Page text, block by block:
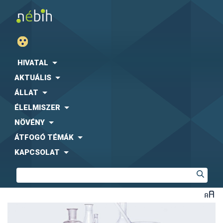
HIVATAL
AKTUÁLIS
ÁLLAT
ÉLELMISZER
NÖVÉNY
ÁTFOGÓ TÉMÁK
KAPCSOLAT